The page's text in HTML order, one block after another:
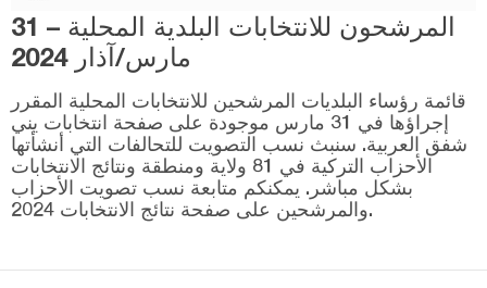
ساريز
طالاس
ياهيالي
يشيلحصار
كلّس
قرقلر ايلي
المرشحون للانتخابات البلدية المحلية – 31
مارس/آذار 2024
قائمة رؤساء البلديات المرشحين للانتخابات المحلية المقرر
إجراؤها في 31 مارس موجودة على صفحة انتخابات يني
شفق العربية. سنبث نسب التصويت للتحالفات التي أنشأتها
الأحزاب التركية في 81 ولاية ومنطقة ونتائج الانتخابات
بشكل مباشر. يمكنكم متابعة نسب تصويت الأحزاب
والمرشحين على صفحة نتائج الانتخابات 2024.